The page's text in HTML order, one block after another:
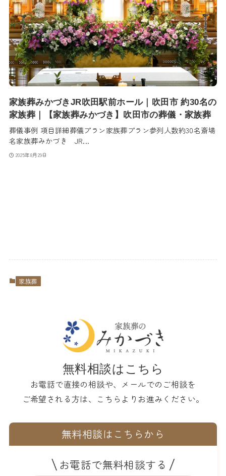
家族葬みかづきJR吹田駅前ホール｜吹田市 約30名の
家族葬｜【家族葬みかづき】吹田市の葬儀・家族葬
葬儀事例 項目詳細葬儀プラン家族葬プラン参列人数約30名斎場
名家族葬みかづき JR...
2025年8月29日
家族葬
無料相談はこちら
お電話で直接の相談や、メールでのご相談を
ご希望される方は、こちらよりお進みください。
無料相談はこちらから
お電話で無料相談する